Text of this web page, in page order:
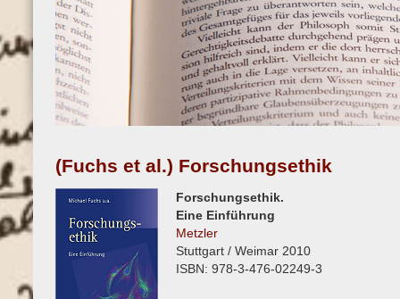
(Fuchs et al.) Forschungsethik
Forschungsethik.
Eine Einführung
Metzler
Stuttgart / Weimar 2010
ISBN: 978-3-476-02249-3